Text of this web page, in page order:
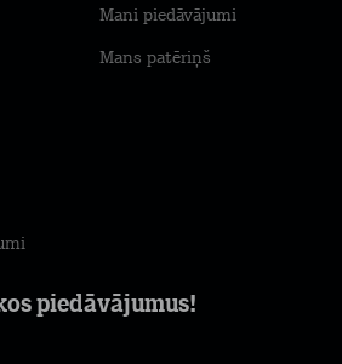
piedāvājumus!
Mani piedāvājumi
Mans patēriņš